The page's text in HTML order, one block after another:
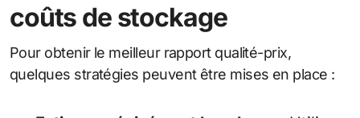
coûts de stockage
Pour obtenir le meilleur rapport qualité-prix,
quelques stratégies peuvent être mises en place :